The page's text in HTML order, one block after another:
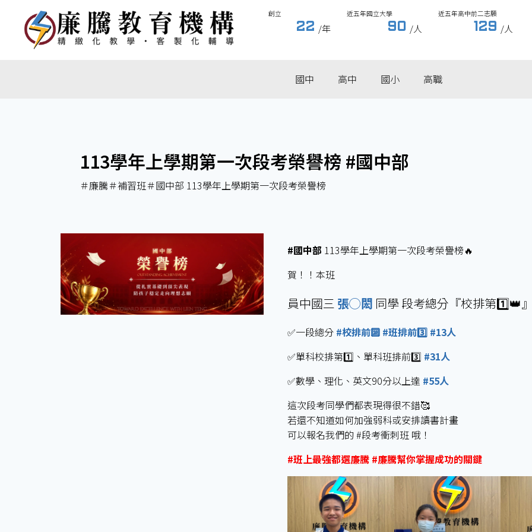
創立
22 /年
近五年國立大學
90 /人
近五年高中前二志願
129 /人
國中 高中 國小 高職
113學年上學期第一次段考榮譽榜 #國中部
＃廉騰＃補習班＃國中部 113學年上學期第一次段考榮譽榜
#國中部 113學年上學期第一次段考榮譽榜🔥
賀！！本班
員中國三 張◯閎 同學 段考總分『校排第1️⃣👑
✅一段總分 #校排前🔟 #班排前3️⃣ #13人
✅單科校排第1️⃣、單科班排前3️⃣ #31人
✅數學、理化、英文90分以上達 #55人
這次段考同學們都表現得很不錯🥰
若還不知道如何加強弱科或安排讀書計畫
可以報名我們的 #段考衝刺班 哦！
#班上最強都選廉騰 #廉騰幫你掌握成功的關鍵